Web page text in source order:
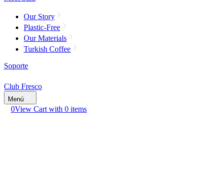
Our Story
Plastic-Free
Our Materials
Turkish Coffee
Soporte
Club Fresco
Menú
0View Cart with 0 items